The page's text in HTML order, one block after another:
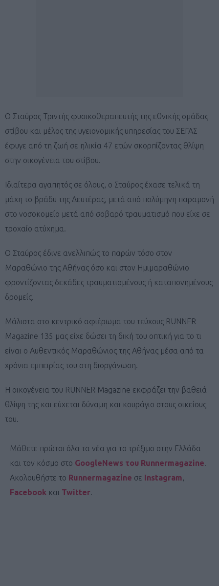
Ο Σταύρος Τριντής φυσικοθεραπευτής της εθνικής ομάδας
στίβου και μέλος της υγειονομικής υπηρεσίας του ΣΕΓΑΣ
έφυγε από τη ζωή σε ηλικία 47 ετών σκορπίζοντας θλίψη
στην οικογένεια του στίβου.
Ιδιαίτερα αγαπητός σε όλους, ο Σταύρος έχασε τελικά τη
μάχη το βράδυ της Δευτέρας, μετά από πολύμηνη παραμονή
στο νοσοκομείο μετά από σοβαρό τραυματισμό που είχε σε
τροχαίο ατύχημα.
Ο Σταύρος έδινε ανελλιπώς το παρών τόσο στον
Μαραθώνιο της Αθήνας όσο και στον Ημιμαραθώνιο
φροντίζοντας δεκάδες τραυματισμένους ή καταπονημένους
δρομείς.
Μάλιστα στο κεντρικό αφιέρωμα του τεύχους RUNNER
Magazine 135 μας είχε δώσει τη δική του οπτική για το τι
είναι ο Αυθεντικός Μαραθώνιος της Αθήνας μέσα από τα
χρόνια εμπειρίας του στη διοργάνωση.
Η οικογένεια του RUNNER Magazine εκφράζει την βαθειά
θλίψη της και εύχεται δύναμη και κουράγιο στους οικείους
του.
Μάθετε πρώτοι όλα τα νέα για το τρέξιμο στην Ελλάδα
και τον κόσμο στο GoogleNews του Runnermagazine.
Ακολουθήστε το Runnermagazine σε Instagram,
Facebook και Twitter.